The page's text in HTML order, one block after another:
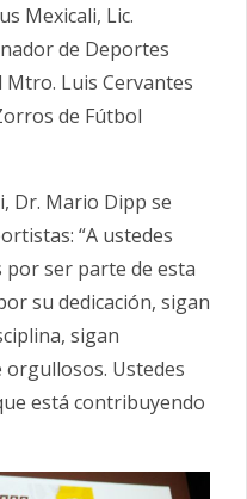
Mexicali, Lic.
de Deportes
Mtro. Luis Cervantes
de Fútbol
Dr. Mario Dipp se
“A ustedes
por ser parte de esta
su dedicación, sigan
sigan
Ustedes
está contribuyendo